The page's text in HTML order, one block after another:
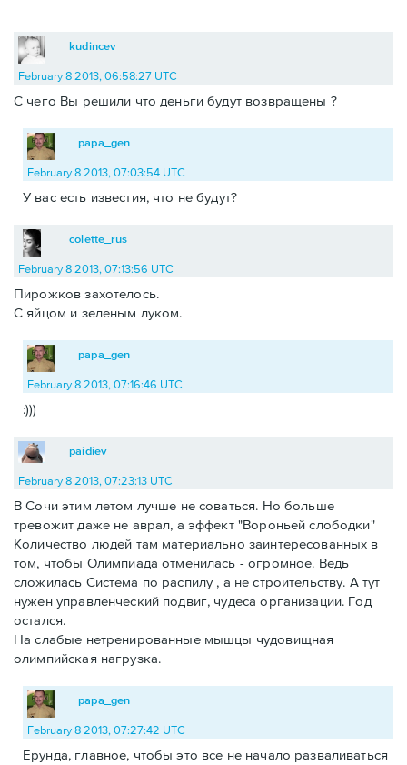
kudincev
February 8 2013, 06:58:27 UTC
С чего Вы решили что деньги будут возвращены ?
papa_gen
February 8 2013, 07:03:54 UTC
У вас есть известия, что не будут?
colette_rus
February 8 2013, 07:13:56 UTC
Пирожков захотелось.
С яйцом и зеленым луком.
papa_gen
February 8 2013, 07:16:46 UTC
:)))
paidiev
February 8 2013, 07:23:13 UTC
В Сочи этим летом лучше не соваться. Но больше
тревожит даже не аврал, а эффект "Вороньей слободки"
Количество людей там материально заинтересованных в
том, чтобы Олимпиада отменилась - огромное. Ведь
сложилась Система по распилу , а не строительству. А тут
нужен управленческий подвиг, чудеса организации. Год
остался.
На слабые нетренированные мышцы чудовищная
олимпийская нагрузка.
papa_gen
February 8 2013, 07:27:42 UTC
Ерунда, главное, чтобы это все не начало разваливаться